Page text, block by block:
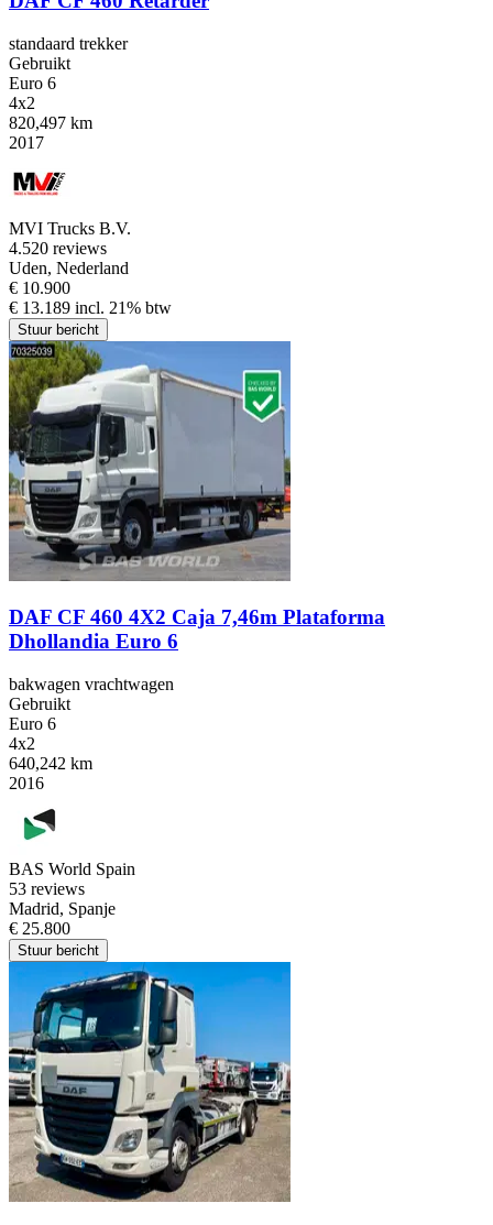
standaard trekker
Gebruikt
Euro 6
4x2
820,497 km
2017
MVI Trucks B.V.
4.520 reviews
Uden, Nederland
€ 10.900
€ 13.189 incl. 21% btw
Stuur bericht
DAF CF 460 4X2 Caja 7,46m Plataforma
Dhollandia Euro 6
bakwagen vrachtwagen
Gebruikt
Euro 6
4x2
640,242 km
2016
BAS World Spain
53 reviews
Madrid, Spanje
€ 25.800
Stuur bericht